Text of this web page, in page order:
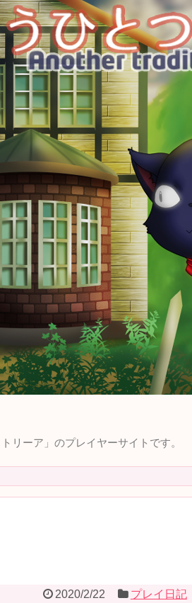
リーア」のプレイヤーサイトです。
2020/2/22 プレイ日記